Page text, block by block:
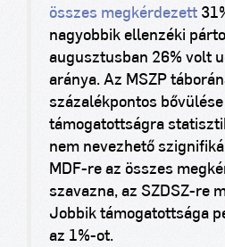
összes megkérdezett
nagyobbik ellenzéki
augusztusban 26% volt
aránya. Az MSZP
százalékpontos
támogatottságra
nem nevezhető
MDF-re az összes
szavazna, az SZDSZ-re
Jobbik támogatottsága
az 1%-ot.